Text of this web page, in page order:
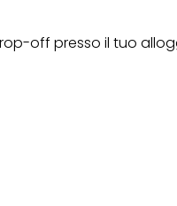
off presso il tuo